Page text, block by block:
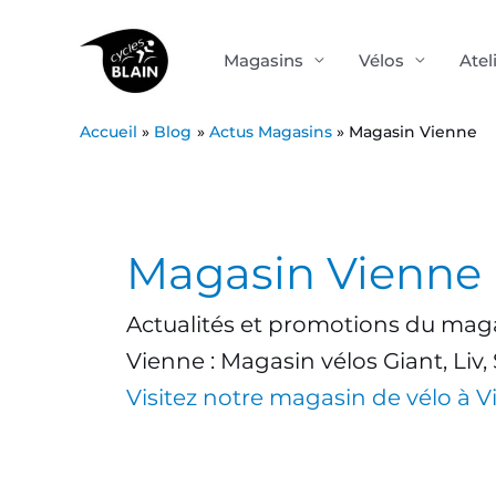
Magasins Vélos
Accueil Blog Actus Magasins Magasin Vienne
Magasin Vienne
Actualités et promotions du
Vienne : Magasin vélos Giant, Liv,
Visitez notre magasin de vélo à